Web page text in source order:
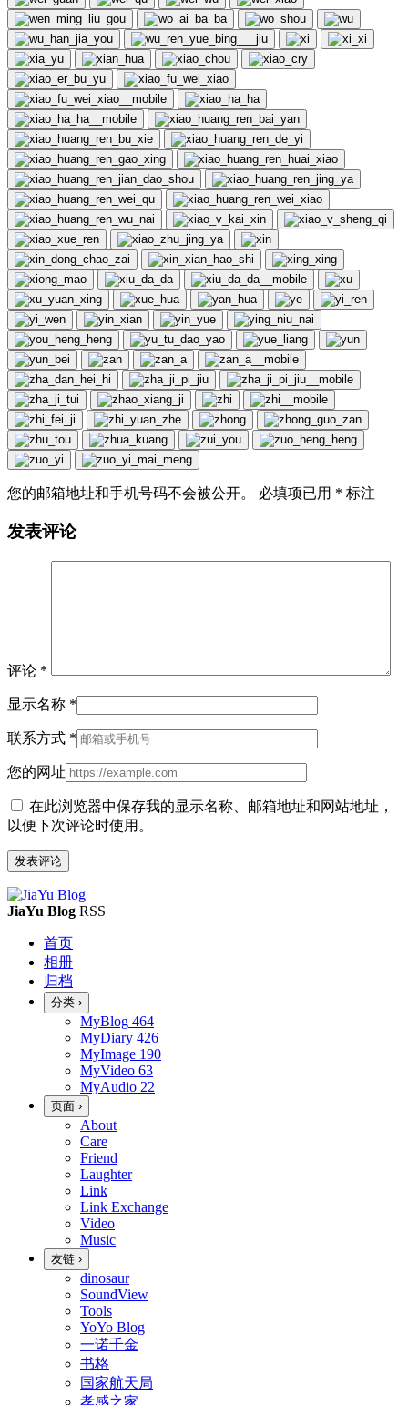
您的邮箱地址和手机号码不会被公开。 必填项已用 * 标注
发表评论
评论 *
显示名称 *
联系方式 *
您的网址
在此浏览器中保存我的显示名称、邮箱地址和网站地址，
以便下次评论时使用。
JiaYu Blog RSS
首页
相册
归档
分类 ›
MyBlog 464
MyDiary 426
MyImage 190
MyVideo 63
MyAudio 22
页面 ›
About
Care
Friend
Laughter
Link
Link Exchange
Video
Music
友链 ›
dinosaur
SoundView
Tools
YoYo Blog
一诺千金
书格
国家航天局
孝感之家